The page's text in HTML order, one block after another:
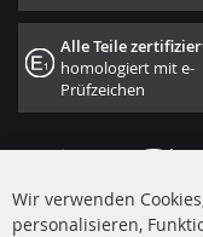
Alle Teile
homologiert mit e-
Prüfzeichen
Wir verwenden
personalisieren,